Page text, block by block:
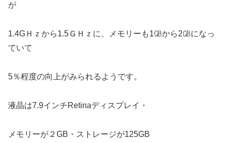
が
1.4GＨｚから1.5ＧＨｚに、メモリーも1㎇から2㎇になっ
ていて
5％程度の向上がみられるようです。
液晶は7.9インチRetinaディスプレイ・
メモリーが２GB・ストレージが125GB